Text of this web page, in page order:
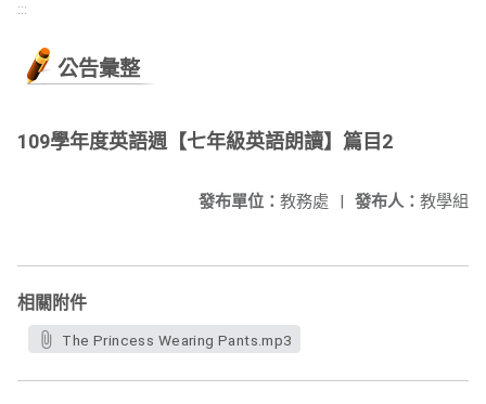
:::
公告彙整
109學年度英語週【七年級英語朗讀】篇目2
發布人： 教學組
發布單位： 教務處 |
相關附件
The Princess Wearing Pants.mp3